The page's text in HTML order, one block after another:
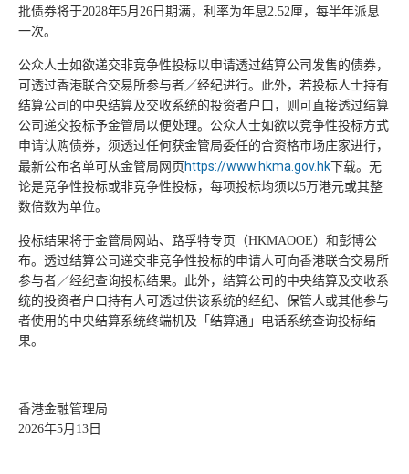
批债券将于2028年5月26日期满，利率为年息2.52厘，每半年派息
一次。
公众人士如欲递交非竞争性投标以申请透过结算公司发售的债券，
可透过香港联合交易所参与者／经纪进行。此外，若投标人士持有
结算公司的中央结算及交收系统的投资者户口，则可直接透过结算
公司递交投标予金管局以便处理。公众人士如欲以竞争性投标方式
申请认购债券，须透过任何获金管局委任的合资格市场庄家进行，
最新公布名单可从金管局网页 https://www.hkma.gov.hk 下载。无
论是竞争性投标或非竞争性投标，每项投标均须以5万港元或其整
数倍数为单位。
投标结果将于金管局网站、路孚特专页（HKMAOOE）和彭博公
布。透过结算公司递交非竞争性投标的申请人可向香港联合交易所
参与者／经纪查询投标结果。此外，结算公司的中央结算及交收系
统的投资者户口持有人可透过供该系统的经纪、保管人或其他参与
者使用的中央结算系统终端机及「结算通」电话系统查询投标结
果。
香港金融管理局
2026年5月13日